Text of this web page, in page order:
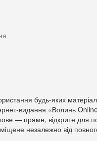
будь-яких
видання «Волинь
— пряме, відкрите для
незалежно від